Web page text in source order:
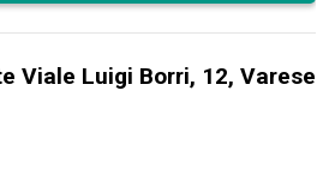
Viale Luigi Borri, 12, Varese